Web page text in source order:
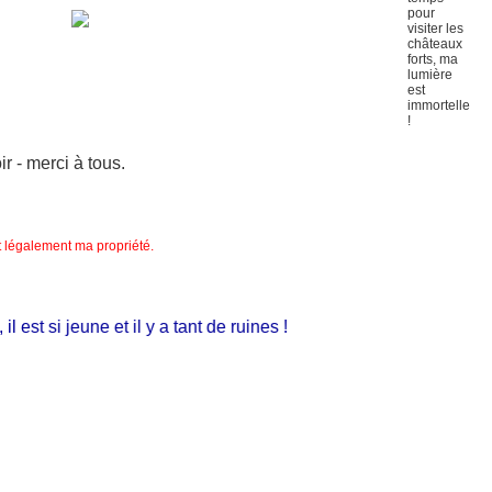
- merci à tous.
légalement ma propriété.
si jeune et il y a tant de ruines !